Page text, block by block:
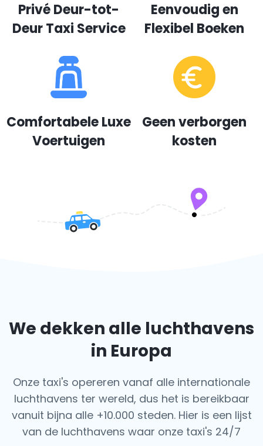
Privé Deur-tot-
Deur Taxi Service
Eenvoudig en
Flexibel Boeken
Comfortabele Luxe
Voertuigen
Geen verborgen
kosten
We dekken alle luchthavens
in Europa
Onze taxi's opereren vanaf alle internationale
luchthavens ter wereld, dus het is bereikbaar
vanuit bijna alle +10.000 steden. Hier is een lijst
van de luchthavens waar onze taxi's 24/7